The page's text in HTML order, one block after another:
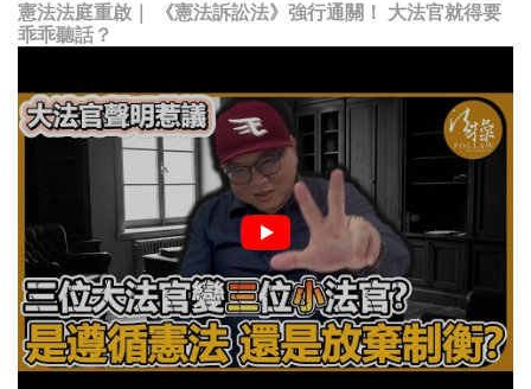
憲法法庭重啟｜ 《憲法訴訟法》強行通關！ 大法官就得要
乖乖聽話？